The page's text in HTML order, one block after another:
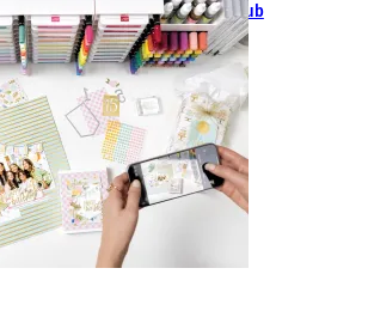
GANZ NEU: Scrapbooking Club
2025
21. Januar 2025